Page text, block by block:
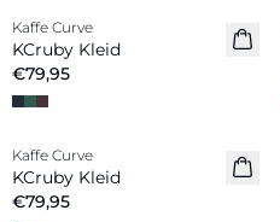
Neuheiten
Kaffe Curve
KCruby Kleid
€79,95
Neuheiten
Kaffe Curve
KCruby Kleid
€79,95